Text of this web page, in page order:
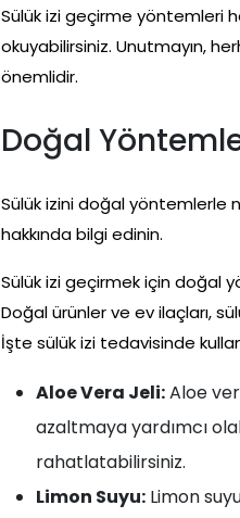
Sülük izi geçirme yöntemleri
okuyabilirsiniz. Unutmayın,
önemlidir.
Doğal
Sülük izini doğal yöntemlerle
hakkında bilgi edinin.
Sülük izi geçirmek için doğal
Doğal ürünler ve ev ilaçları,
İşte sülük izi tedavisinde
Aloe Vera Jeli:Aloe
azaltmaya yardımcı
rahatlatabilirsiniz.
Limon Suyu: Limon